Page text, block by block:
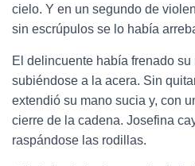
cielo. Y en un segundo de
sin escrúpulos se lo había
El delincuente había frenado
subiéndose a la acera. Sin
extendió su mano sucia y, con
cierre de la cadena. Josefina
raspándose las rodillas.